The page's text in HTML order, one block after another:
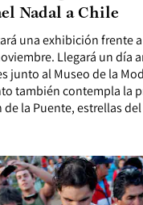
una exhibición frente
Llegará un día
junto al Museo de la
también contempla la
de la Puente, estrellas
Nadal a Chile